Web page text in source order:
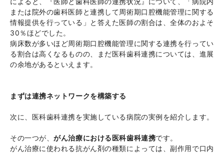
または院外の歯科医師と連携して周術期口腔機能管理に関する
情報提供を行っている」と答えた医師の割合は、全体のおよそ
30％ほどでした。
病床数が多いほど周術期口腔機能管理に関する連携を行ってい
る割合は高くなるものの、まだ医科歯科連携については、進展
の余地があるといえます。
まずは連携ネットワークを構築する
次に、医科歯科連携を実施している病院の実例を紹介します。
その一つが、がん治療における医科歯科連携です。
がん治療に使われる抗がん剤の種類によっては、副作用で口内